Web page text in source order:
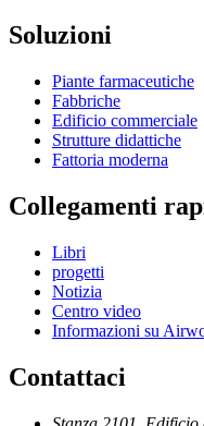
Soluzioni
Piante farmaceutiche
Fabbriche
Edificio commerciale
Strutture didattiche
Fattoria moderna
Collegamenti
Libri
progetti
Notizia
Centro video
Informazioni su
Contattaci